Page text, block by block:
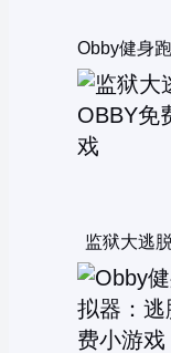
监狱大逃